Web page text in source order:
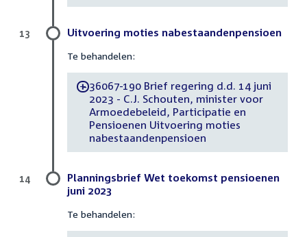
Uitvoering moties nabestaandenpensioen
Te behandelen:
-36067-190 Brief regering d.d. 14 juni
2023 - C.J. Schouten, minister voor
Armoedebeleid, Participatie en
Pensioenen Uitvoering moties
nabestaandenpensioen
13
Planningsbrief Wet toekomst pensioenen
juni 2023
Te behandelen:
14